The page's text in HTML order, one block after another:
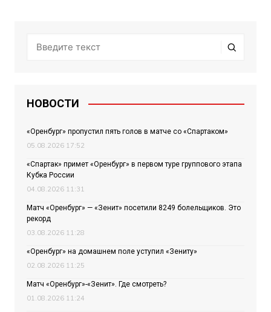
НОВОСТИ
«Оренбург» пропустил пять голов в матче со «Спартаком»
05.08.2026 17:52
«Спартак» примет «Оренбург» в первом туре группового этапа
Кубка России
04.08.2026 11:31
Матч «Оренбург» — «Зенит» посетили 8249 болельщиков. Это
рекорд
03.08.2026 11:28
«Оренбург» на домашнем поле уступил «Зениту»
02.08.2026 11:25
Матч «Оренбург»-«Зенит». Где смотреть?
01.08.2026 11:24